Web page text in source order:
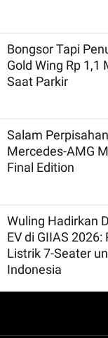
Bongsor Tapi
Gold Wing Rp 1,1
Saat Parkir
Salam
Mercedes-AMG
Final Edition
Wuling Hadirkan
EV di GIIAS
Listrik 7-Seater
Indonesia